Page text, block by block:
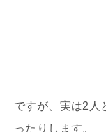
ですが、実は2 人
ったりします。